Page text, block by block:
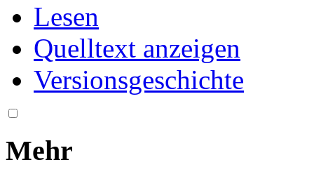
Lesen
Quelltext anzeigen
Versionsgeschichte
Mehr